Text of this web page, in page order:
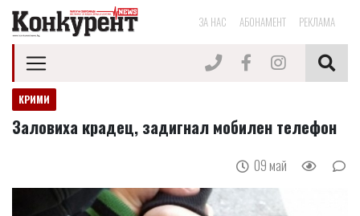
ЗА НАС АБОНАМЕНТ РЕКЛАМА
КРИМИ
Заловиха крадец, задигнал мобилен телефон
09 май